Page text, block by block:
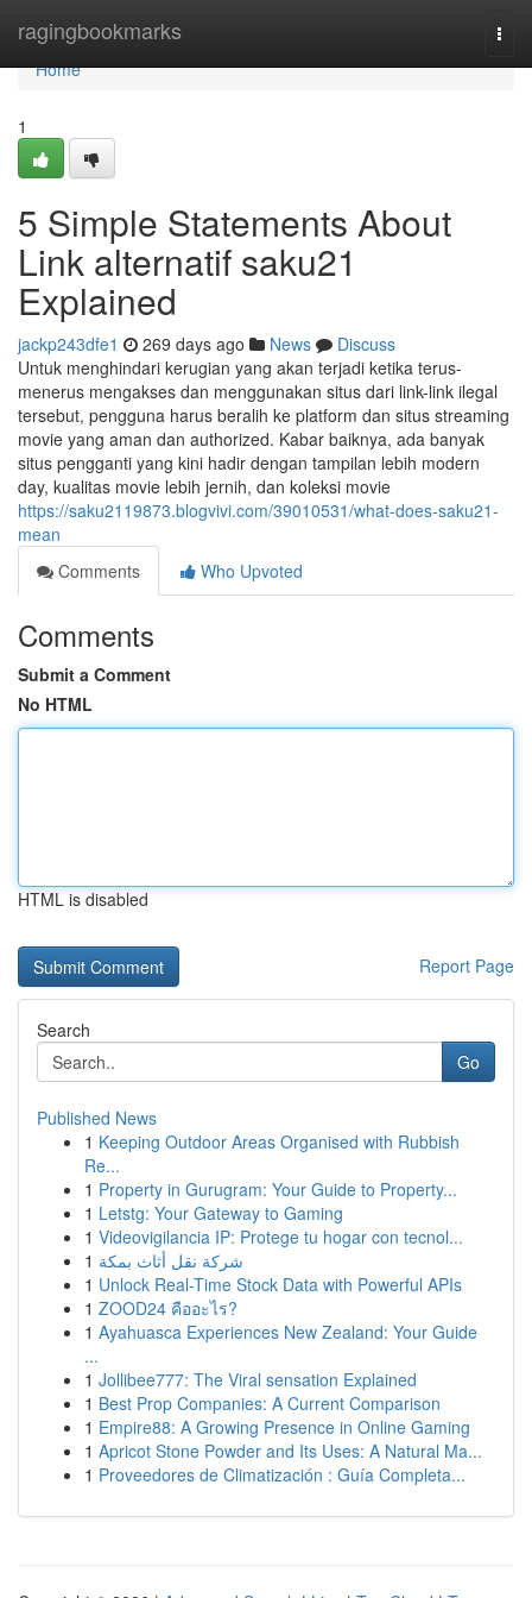
ragingbookmarks
Home
Home
1
5 Simple Statements About
Link alternatif saku21
Explained
jackp243dfe1 269 days ago News
Discuss
Untuk menghindari kerugian yang akan terjadi ketika terus-
menerus mengakses dan menggunakan situs dari link-link ilegal
tersebut, pengguna harus beralih ke platform dan situs streaming
movie yang aman dan authorized. Kabar baiknya, ada banyak
situs pengganti yang kini hadir dengan tampilan lebih modern
day, kualitas movie lebih jernih, dan koleksi movie
https://saku2119873.blogvivi.com/39010531/what-does-saku21-
mean
Comments
Who Upvoted
Comments
Submit a Comment
No HTML
HTML is disabled
Report Page
Search
Go
Published News
1 Keeping Outdoor Areas Organised with Rubbish
Re...
1 Property in Gurugram: Your Guide to Property...
1 Letstg: Your Gateway to Gaming
1 Videovigilancia IP: Protege tu hogar con tecnol...
1 شركة نقل أثاث بمكة
1 Unlock Real-Time Stock Data with Powerful APIs
1 ZOOD24 คืออะไร?
1 Ayahuasca Experiences New Zealand: Your Guide
...
1 Jollibee777: The Viral sensation Explained
1 Best Prop Companies: A Current Comparison
1 Empire88: A Growing Presence in Online Gaming
1 Apricot Stone Powder and Its Uses: A Natural Ma...
1 Proveedores de Climatización : Guía Completa...